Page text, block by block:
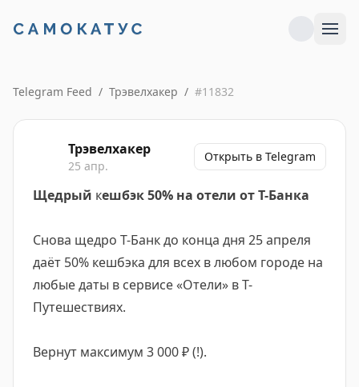
Telegram Feed / Трэвелхакер / #11832
Трэвелхакер
25 апр.
Открыть в Telegram
Щедрый кешбэк 50% на отели от Т-Банка
Снова щедро Т-Банк до конца дня 25 апреля
даёт 50% кешбэка для всех в любом городе на
любые даты в сервисе «Отели» в Т-
Путешествиях.
Вернут максимум 3 000 ₽ (!).